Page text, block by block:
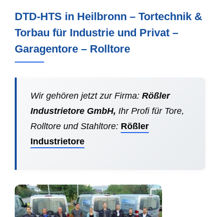
DTD-HTS in Heilbronn – Tortechnik &
Torbau für Industrie und Privat –
Garagentore – Rolltore
Wir gehören jetzt zur Firma: Rößler
Industrietore GmbH, Ihr Profi für Tore,
Rolltore und Stahltore: Rößler
Industrietore